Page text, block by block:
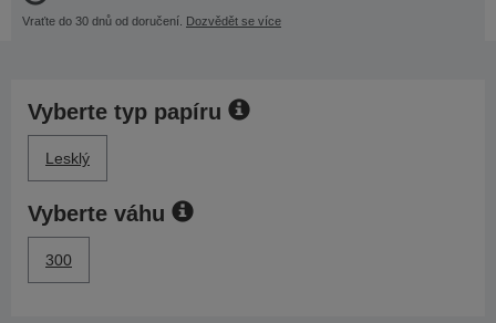
Vraťte do 30 dnů od doručení. Dozvědět se více
Vyberte typ papíru
Lesklý
Vyberte váhu
300